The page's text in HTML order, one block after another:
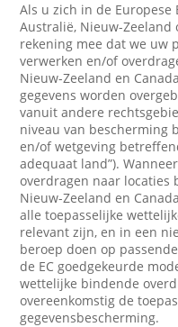
Als u zich in de Europese
Australië, Nieuw-
rekening mee dat we uw
verwerken en/of
Nieuw-Zeeland en
gegevens worden
vanuit andere
niveau van bescherming
en/of wetgeving
adequaat land”).
overdragen naar locaties
Nieuw-Zeeland en
alle toepasselijke
relevant zijn, en in een
beroep doen op
de EC goedgekeurde
wettelijke bindende
overeenkomstig de
gegevensbescherming.